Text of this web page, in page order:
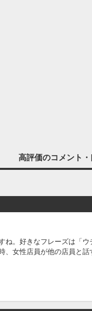
高評価のコメント・
ね。好きなフレーズは「
、女性店員が他の店員と